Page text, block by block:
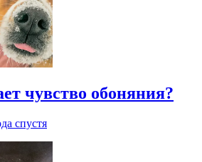
чувство обоняния?
спустя